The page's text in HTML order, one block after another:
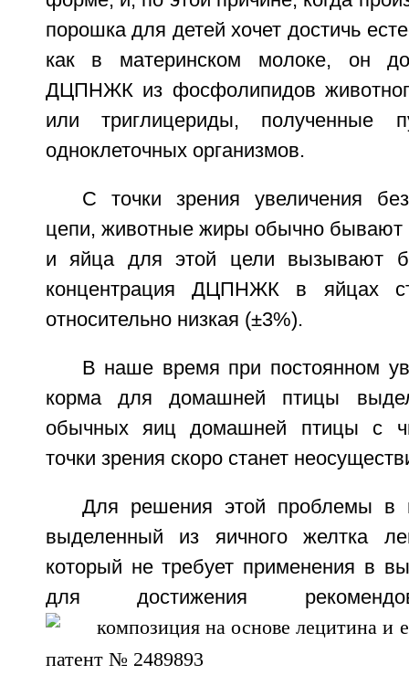
порошка для детей хочет достичь
как в материнском молоке, он
ДЦПНЖК из фосфолипидов
или триглицериды, полученные
одноклеточных организмов.
С точки зрения увеличения
цепи, животные жиры обычно бывают
и яйца для этой цели вызывают
концентрация ДЦПНЖК в яйцах
относительно низкая (±3%).
В наше время при постоянном
корма для домашней птицы
обычных яиц домашней птицы с
точки зрения скоро станет
Для решения этой проблемы в
выделенный из яичного желтка
который не требует применения в
для достижения